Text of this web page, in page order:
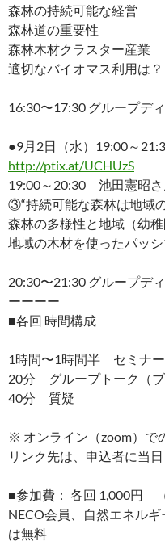
森林の持続可能な経営
森林道の重要性
森林木材クラスター産業
適切なバイオマス利用は？
16:30〜17:30 グループデ
●9月2日（水）19:00～
http://ptix.at/UCHUzS
19:00～20:30 池田憲昭さ
③“持続可能な森林は地域
森林の多様性と地域（幼
地域の木材を使ったパッ
20:30〜21:30 グループデ
ーーーー
■各回 時間構成
1時間〜1時間半 セミナー
20分 グループトーク（ブ
40分 質疑
※ オンライン（zoom）で
リンク先は、申込者に当
■参加費： 各回 1,000円
NECO会員、自然エネル
は無料